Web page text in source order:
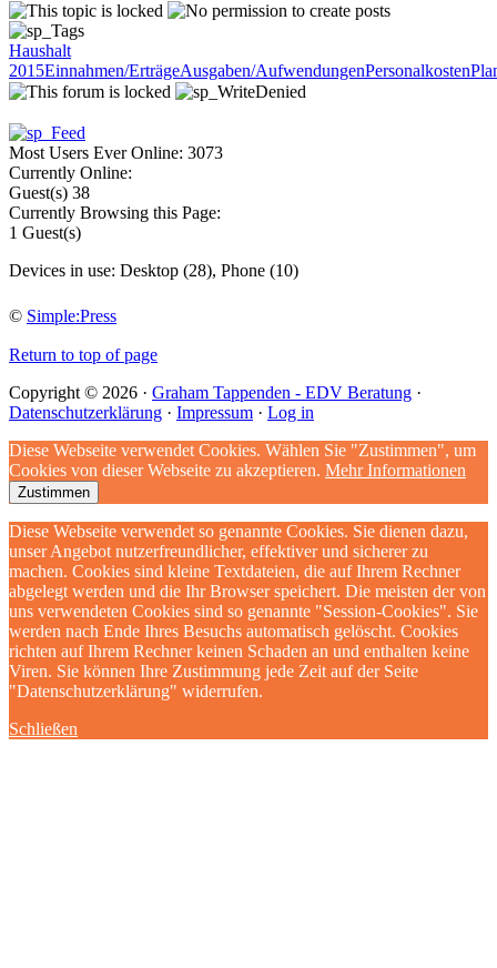
Haushalt
2015Einnahmen/ErträgeAusgaben/AufwendungenPersonalkosten
Most Users Ever Online: 3073
Currently Online:
Guest(s) 38
Currently Browsing this Page:
1 Guest(s)
Devices in use: Desktop (28), Phone (10)
© Simple:Press
Return to top of page
Copyright © 2026 · Graham Tappenden - EDV Beratung ·
Datenschutzerklärung · Impressum · Log in
Diese Webseite verwendet Cookies. Wählen Sie "Zustimmen", um
Cookies von dieser Webseite zu akzeptieren. Mehr Informationen
Zustimmen
Diese Webseite verwendet so genannte Cookies. Sie dienen dazu,
unser Angebot nutzerfreundlicher, effektiver und sicherer zu
machen. Cookies sind kleine Textdateien, die auf Ihrem Rechner
abgelegt werden und die Ihr Browser speichert. Die meisten der von
uns verwendeten Cookies sind so genannte "Session-Cookies". Sie
werden nach Ende Ihres Besuchs automatisch gelöscht. Cookies
richten auf Ihrem Rechner keinen Schaden an und enthalten keine
Viren. Sie können Ihre Zustimmung jede Zeit auf der Seite
"Datenschutzerklärung" widerrufen.
Schließen